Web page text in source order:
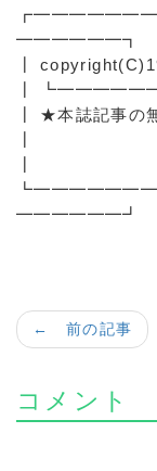
━━━━━━┓
┃
┃
┃ ★本誌記事の
━━━━━━┛
← 前の記事
コメント